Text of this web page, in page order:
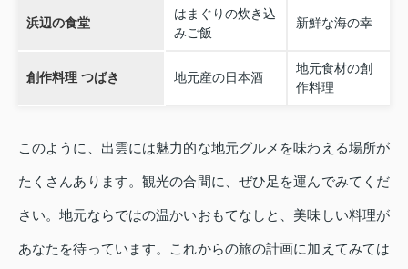
浜辺の食堂
はまぐりの炊き込
みご飯
新鮮な海の幸
創作料理 つばき 地元産の日本酒
地元食材の創
作料理
このように、出雲には魅力的な地元グルメを味わえる場所が
たくさんあります。観光の合間に、ぜひ足を運んでみてくだ
さい。地元ならではの温かいおもてなしと、美味しい料理が
あなたを待っています。これからの旅の計画に加えてみては